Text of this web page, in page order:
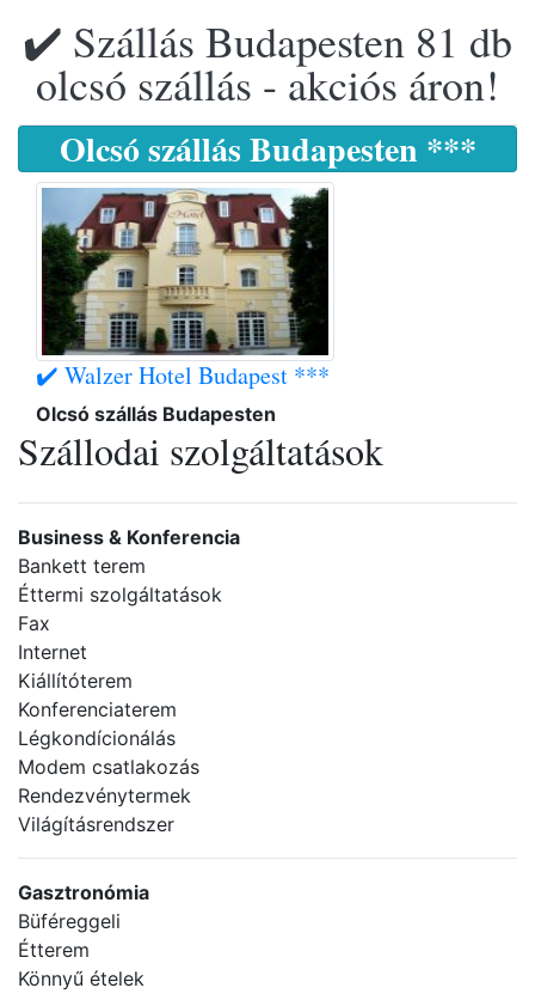
✔️ Szállás Budapesten 81 db
olcsó szállás - akciós áron!
Olcsó szállás Budapesten ***
✔️ Walzer Hotel Budapest ***
Olcsó szállás Budapesten
Szállodai szolgáltatások
Business & Konferencia
Bankett terem
Éttermi szolgáltatások
Fax
Internet
Kiállítóterem
Konferenciaterem
Légkondícionálás
Modem csatlakozás
Rendezvénytermek
Világításrendszer
Gasztronómia
Büféreggeli
Étterem
Könnyű ételek